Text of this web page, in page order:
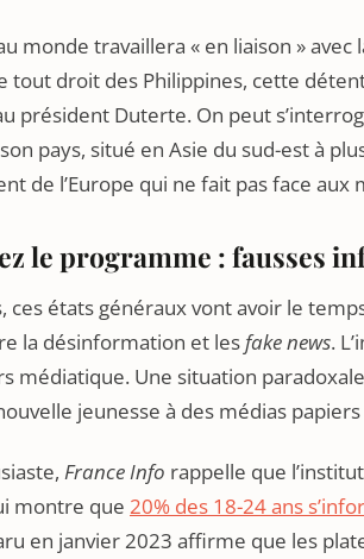
monde travaillera « en liaison »
tout droit des Philippines, cette
président Duterte. On peut
pays, situé en Asie du sud-est à
de l’Europe qui ne fait pas face
le programme : fausses
ces états généraux vont avoir le
la désinformation et lesfake news.
médiatique. Une situation
jeunesse à des médias
France Info rappelle que
montre que 20% des 18-24 ans
en janvier 2023 affirme que les